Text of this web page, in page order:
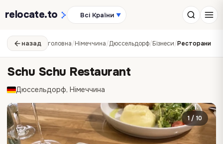
relocate.to Всі Країни ▼
назад головна/Німеччина/Дюссельдорф/Бізнеси/Ресторани
Schu Schu Restaurant
Дюссельдорф, Німеччина
1 / 10